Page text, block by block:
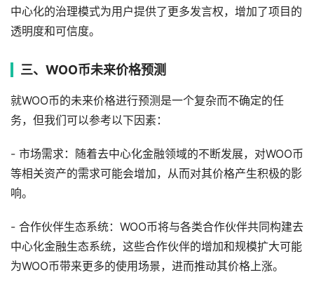
中心化的治理模式为用户提供了更多发言权，增加了项目的
透明度和可信度。
三、WOO币未来价格预测
就WOO币的未来价格进行预测是一个复杂而不确定的任
务，但我们可以参考以下因素：
- 市场需求：随着去中心化金融领域的不断发展，对WOO币
等相关资产的需求可能会增加，从而对其价格产生积极的影
响。
- 合作伙伴生态系统：WOO币将与各类合作伙伴共同构建去
中心化金融生态系统，这些合作伙伴的增加和规模扩大可能
为WOO币带来更多的使用场景，进而推动其价格上涨。